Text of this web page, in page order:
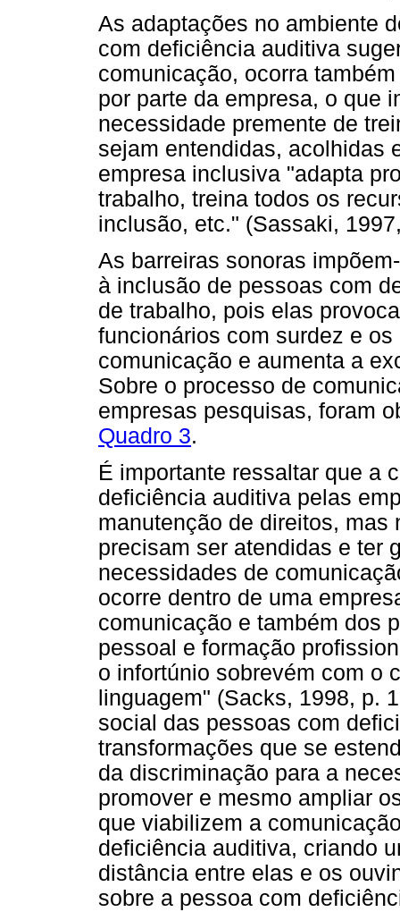
As adaptações no ambiente
com deficiência auditiva
comunicação, ocorra
por parte da empresa, o que
necessidade premente de
sejam entendidas, acolhidas
empresa inclusiva "adapta
trabalho, treina todos os
inclusão, etc." (Sassaki,
As barreiras sonoras
à inclusão de pessoas com
de trabalho, pois elas
funcionários com surdez e
comunicação e aumenta a
Sobre o processo de
empresas pesquisas, foram
Quadro 3.
É importante ressaltar que a
deficiência auditiva pelas
manutenção de direitos,
precisam ser atendidas e ter
necessidades de
ocorre dentro de uma
comunicação e também dos
pessoal e formação
o infortúnio sobrevém com o
linguagem" (Sacks, 1998, p.
social das pessoas com
transformações que se
da discriminação para a
promover e mesmo ampliar
que viabilizem a
deficiência auditiva, criando
distância entre elas e os
sobre a pessoa com